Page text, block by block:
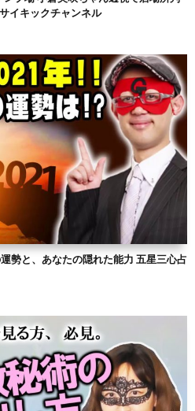
イキックチャンネル
勢と、あなたの隠れた能力 五星三心占